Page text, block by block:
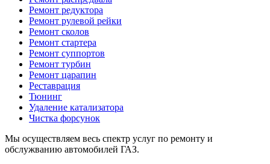
Ремонт редуктора
Ремонт рулевой рейки
Ремонт сколов
Ремонт стартера
Ремонт суппортов
Ремонт турбин
Ремонт царапин
Реставрация
Тюнинг
Удаление катализатора
Чистка форсунок
Мы осуществляем весь спектр услуг по ремонту и
обслужванию автомобилей ГАЗ.